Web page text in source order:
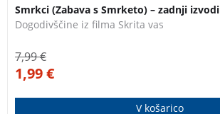
Smrkci (Zabava s Smrketo) – zadnji izvodi
Dogodivščine iz filma Skrita vas
7,99€
1,99€
V košarico